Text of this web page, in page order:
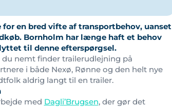
en bred vifte af transportbehov, uanset
Bornholm har længe haft et behov
til denne efterspørgsel.
du nemt finder trailerudlejning på
i både Nexø, Rønne og den helt nye
aldrig langt til en trailer.
med Dagli’Brugsen, der gør det